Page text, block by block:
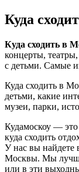
Куда
Куда сходить в
концерты,
с детьми. Самые
Куда сходить в
детьми, какие
музеи, парки,
Кудамоскоу —
куда сходить
У нас вы
Москвы. Мы лучше
или в эти